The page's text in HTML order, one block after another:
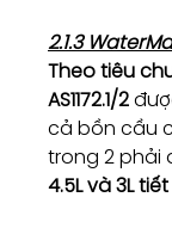
2.1.3
Theo tiêu
AS1172.1/2
cả bồn cầu
trong 2 phải
4.5L và 3L